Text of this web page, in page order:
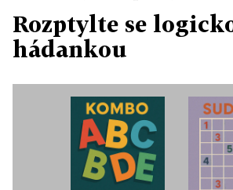
Rozptylte se
hádankou